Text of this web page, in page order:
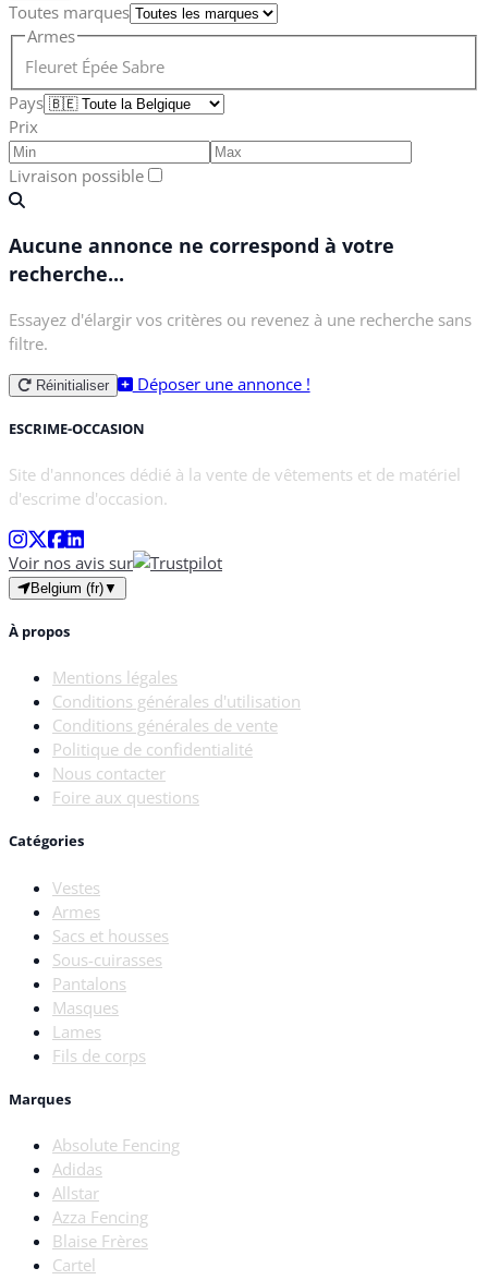
Toutes marques
Armes
Fleuret Épée Sabre
Pays
Prix
Livraison possible
Aucune annonce ne correspond à votre
recherche...
Essayez d'élargir vos critères ou revenez à une recherche sans
filtre.
Réinitialiser Déposer une annonce !
ESCRIME-OCCASION
Site d'annonces dédié à la vente de vêtements et de matériel
d'escrime d'occasion.
Voir nos avis sur
Belgium (fr)▼
À propos
Mentions légales
Conditions générales d'utilisation
Conditions générales de vente
Politique de confidentialité
Nous contacter
Foire aux questions
Catégories
Vestes
Armes
Sacs et housses
Sous-cuirasses
Pantalons
Masques
Lames
Fils de corps
Marques
Absolute Fencing
Adidas
Allstar
Azza Fencing
Blaise Frères
Cartel